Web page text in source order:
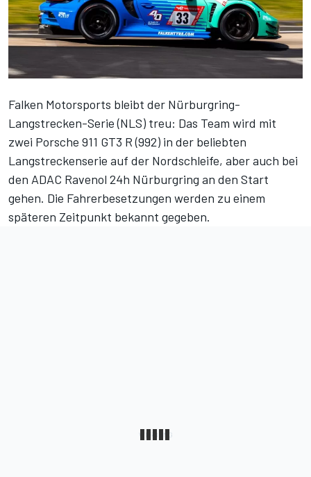
Falken Motorsports bleibt der Nürburgring-
Langstrecken-Serie (NLS) treu: Das Team wird mit
zwei Porsche 911 GT3 R (992) in der beliebten
Langstreckenserie auf der Nordschleife, aber auch bei
den ADAC Ravenol 24h Nürburgring an den Start
gehen. Die Fahrerbesetzungen werden zu einem
späteren Zeitpunkt bekannt gegeben.